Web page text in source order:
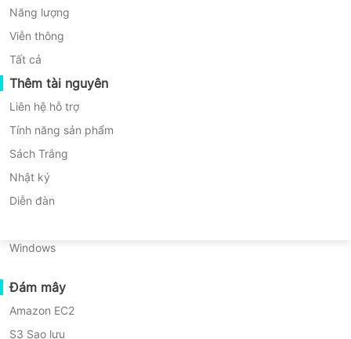
Di chuyển C2C
Di chuyển C2V
Di chuyển P2C
Khả năng khôi phục
Xác Minh Khôi Phục VM
Xác Minh Khôi Phục Hệ Điều Hành
Bảo mật Dữ liệu
Quét Mã độc
Điểm Cuối Quy Mô Lớn
Sao lưu đến đám mây
Tuân thủ GDPR
Red Hat Virtualization
Oracle OLVM
XenServer/Citrix Hypervisor
KayGrid
InCloud Sphere
Arcfra
FusionOne Compute
NexaVM
Máy chủ vật lý
Windows
Đám mây
Amazon EC2
S3 Sao lưu
Năng lượng
Viễn thông
Tất cả
Thêm tài nguyên
Liên hệ hỗ trợ
Tính năng sản phẩm
Sách Trắng
Nhật ký
Diễn đàn
Nghiệp Không Giới Hạn)
* Không cần thẻ tín dụng
* Bắt đầu trong vòng 10 phút
Tổng quan
Với sự tương thích cao hỗ trợ cả môi